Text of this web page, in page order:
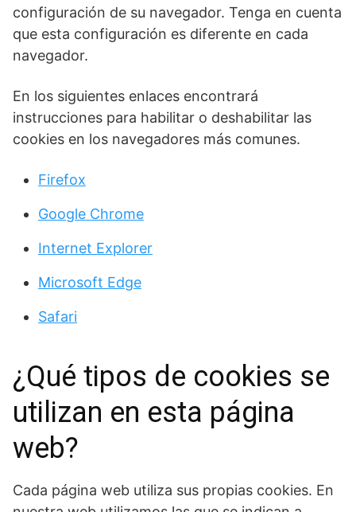
configuración de su navegador. Tenga en cuenta
que esta configuración es diferente en cada
navegador.
En los siguientes enlaces encontrará
instrucciones para habilitar o deshabilitar las
cookies en los navegadores más comunes.
Firefox
Google Chrome
Internet Explorer
Microsoft Edge
Safari
¿Qué tipos de cookies se
utilizan en esta página
web?
Cada página web utiliza sus propias cookies. En